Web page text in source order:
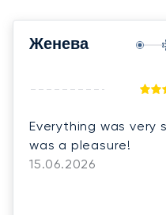
Женева
Everything was very
was a pleasure!
15.06.2026